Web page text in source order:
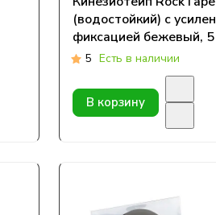
(водостойкий) с
фиксацией бежевый,
5 Есть в наличии
В корзину